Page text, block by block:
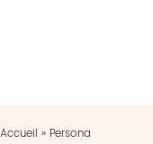
Accueil » Persona